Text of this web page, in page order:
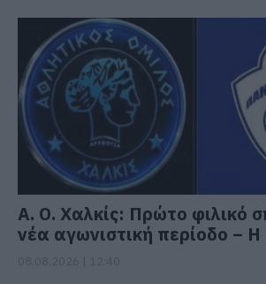
Α. Ο. Χαλκίς: Πρώτο φιλικό
νέα αγωνιστική περίοδο –